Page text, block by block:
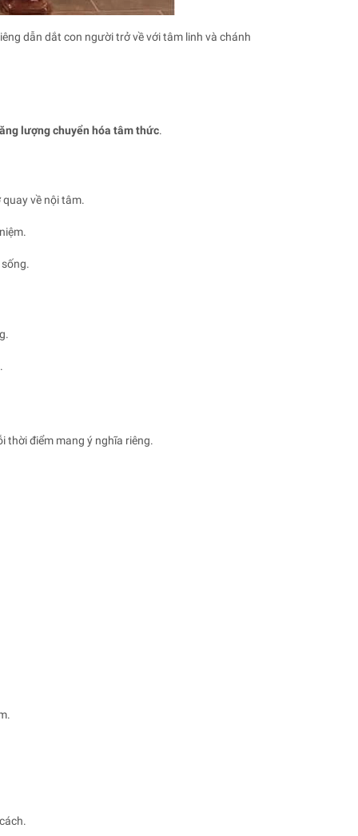
dẫn dắt con người trở về với tâm linh và chánh
lượng chuyển hóa tâm thức.
về nội tâm.
điểm mang ý nghĩa riêng.